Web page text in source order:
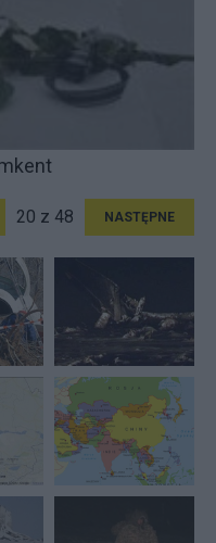
20 z 48 NASTĘPNE